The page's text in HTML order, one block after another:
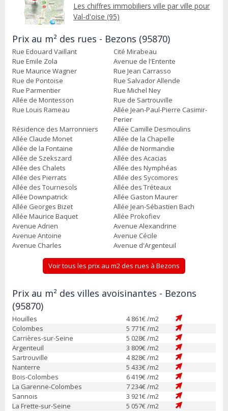
Les chiffres immobiliers ville par ville pour
Val-d'oise (95)
Prix au m² des rues - Bezons (95870)
Rue Edouard Vaillant
Cité Mirabeau
Rue Emile Zola
Avenue de l'Entente
Rue Maurice Wagner
Rue Jean Carrasso
Rue de Pontoise
Rue Salvador Allende
Rue Parmentier
Rue Michel Ney
Allée de Montesson
Rue de Sartrouville
Rue Louis Rameau
Allée Jean-Paul-Pierre Casimir-
Perier
Résidence des Marronniers
Allée Camille Desmoulins
Allée Claude Monet
Allée de la Chapelle
Allée de la Fontaine
Allée de Normandie
Allée de Szekszard
Allée des Acacias
Allée des Chalets
Allée des Nymphéas
Allée des Pierrats
Allée des Sycomores
Allée des Tournesols
Allée des Tréteaux
Allée Downpatrick
Allée Gaston Maurer
Allée Georges Bizet
Allée Jean-Sébastien Bach
Allée Maurice Baquet
Allée Prokofiev
Avenue Adrien
Avenue Alexandrine
Avenue Antoine
Avenue Cécile
Avenue Charles
Avenue d'Argenteuil
Voir tous les prix au m2 des rues à Bezons
Prix au m² des villes avoisinantes - Bezons
(95870)
Houilles 4 861€ /m2
Colombes
5 771€ /m2
Carrières-sur-Seine
5 028€ /m2
Argenteuil
3 809€ /m2
Sartrouville
4 828€ /m2
Nanterre
5 433€ /m2
Bois-Colombes
6 419€ /m2
La Garenne-Colombes
7 234€ /m2
Sannois
3 921€ /m2
La Frette-sur-Seine
5 057€ /m2